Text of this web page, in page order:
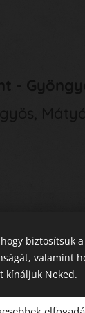
-
a
biztosítsuk
valamint
kínáljuk Neked.